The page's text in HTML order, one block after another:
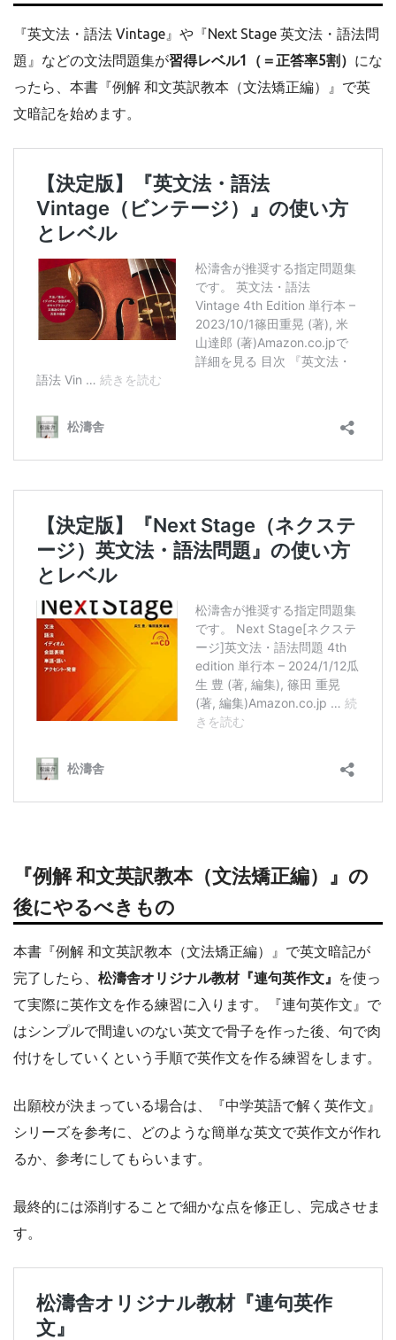
『英文法・語法 Vintage』や『Next Stage 英文法・語法問
題』などの文法問題集が習得レベル1（＝正答率5割） にな
ったら、本書『例解 和文英訳教本（文法矯正編）』で英
文暗記を始めます。
『例解 和文英訳教本（文法矯正編）』の
後にやるべきもの
本書『例解 和文英訳教本（文法矯正編）』で英文暗記が
完了したら、 松濤舎オリジナル教材『連句英作文』
を使っ
て実際に英作文を作る練習に入ります。『連句英作文』で
はシンプルで間違いのない英文で骨子を作った後、句で肉
付けをしていくという手順で英作文を作る練習をします。
出願校が決まっている場合は、『中学英語で解く英作文』
シリーズを参考に、どのような簡単な英文で英作文が作れ
るか、参考にしてもらいます。
最終的には添削することで細かな点を修正し、完成させま
す。